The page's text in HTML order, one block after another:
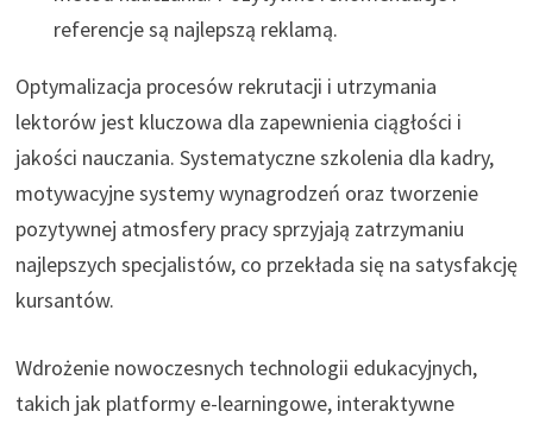
referencje są najlepszą reklamą.
Optymalizacja procesów rekrutacji i utrzymania
lektorów jest kluczowa dla zapewnienia ciągłości i
jakości nauczania. Systematyczne szkolenia dla kadry,
motywacyjne systemy wynagrodzeń oraz tworzenie
pozytywnej atmosfery pracy sprzyjają zatrzymaniu
najlepszych specjalistów, co przekłada się na satysfakcję
kursantów.
Wdrożenie nowoczesnych technologii edukacyjnych,
takich jak platformy e-learningowe, interaktywne